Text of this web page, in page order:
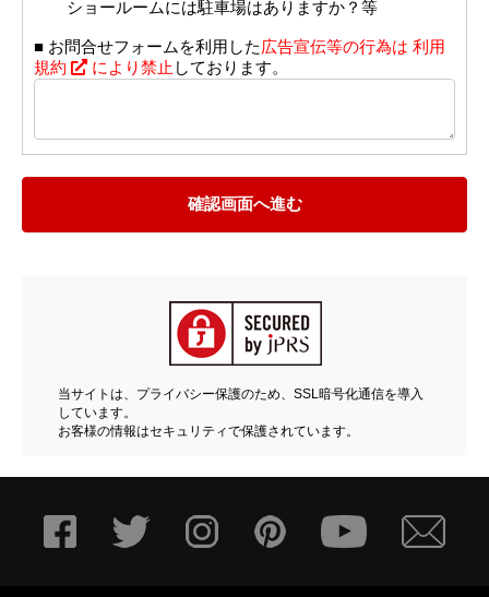
ショールームには駐車場はありますか？等
■ お問合せフォームを利用した広告宣伝等の行為は 利用
規約
により禁止 しております。
確認画面へ進む
当サイトは、プライバシー保護のため、SSL暗号化通信を導入
しています。
お客様の情報はセキュリティで保護されています。